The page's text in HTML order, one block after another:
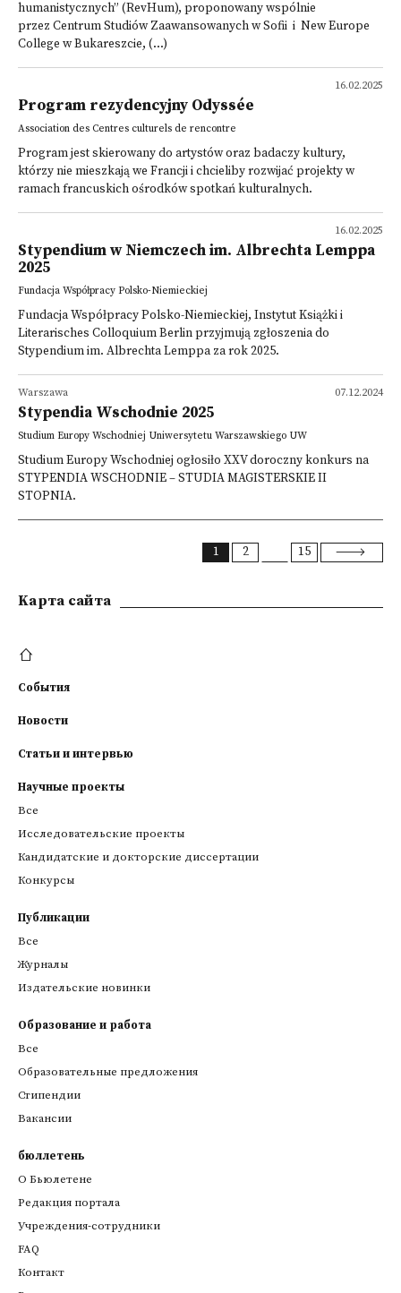
humanistycznych” (RevHum), proponowany wspólnie
przez Centrum Studiów Zaawansowanych w Sofii i New Europe
College w Bukareszcie, (...)
16.02.2025
Program rezydencyjny Odyssée
Association des Centres culturels de rencontre
Program jest skierowany do artystów oraz badaczy kultury,
którzy nie mieszkają we Francji i chcieliby rozwijać projekty w
ramach francuskich ośrodków spotkań kulturalnych.
16.02.2025
Stypendium w Niemczech im. Albrechta Lemppa
2025
Fundacja Współpracy Polsko-Niemieckiej
Fundacja Współpracy Polsko-Niemieckiej, Instytut Książki i
Literarisches Colloquium Berlin przyjmują zgłoszenia do
Stypendium im. Albrechta Lemppa za rok 2025.
07.12.2024
Warszawa
Stypendia Wschodnie 2025
Studium Europy Wschodniej Uniwersytetu Warszawskiego UW
Studium Europy Wschodniej ogłosiło XXV doroczny konkurs na
STYPENDIA WSCHODNIE – STUDIA MAGISTERSKIE II
STOPNIA.
1 2 15
Kарта сайта
События
Новости
Статьи и интервью
Научные проекты
Все
Исследовательские проекты
Кандидатские и докторские диссертации
Конкурсы
Публикации
Все
Журналы
Издательские новинки
Образование и работа
Все
Образовательные предложения
Стипендии
Вакансии
бюллетень
О Бьюлетене
Редакция портала
Учреждения-сотрудники
FAQ
Контакт